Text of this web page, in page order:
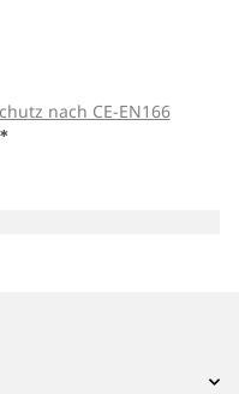
nach CE-EN166
*